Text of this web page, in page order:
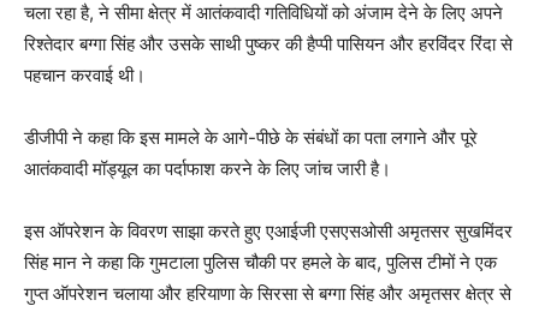
चला रहा है, ने सीमा क्षेत्र में आतंकवादी गतिविधियों को अंजाम देने के लिए अपने
रिश्तेदार बग्गा सिंह और उसके साथी पुष्कर की हैप्पी पासियन और हरविंदर रिंदा से
पहचान करवाई थी।
डीजीपी ने कहा कि इस मामले के आगे-पीछे के संबंधों का पता लगाने और पूरे
आतंकवादी मॉड्यूल का पर्दाफाश करने के लिए जांच जारी है।
इस ऑपरेशन के विवरण साझा करते हुए एआईजी एसएसओसी अमृतसर सुखमिंदर
सिंह मान ने कहा कि गुमटाला पुलिस चौकी पर हमले के बाद, पुलिस टीमों ने एक
गुप्त ऑपरेशन चलाया और हरियाणा के सिरसा से बग्गा सिंह और अमृतसर क्षेत्र से